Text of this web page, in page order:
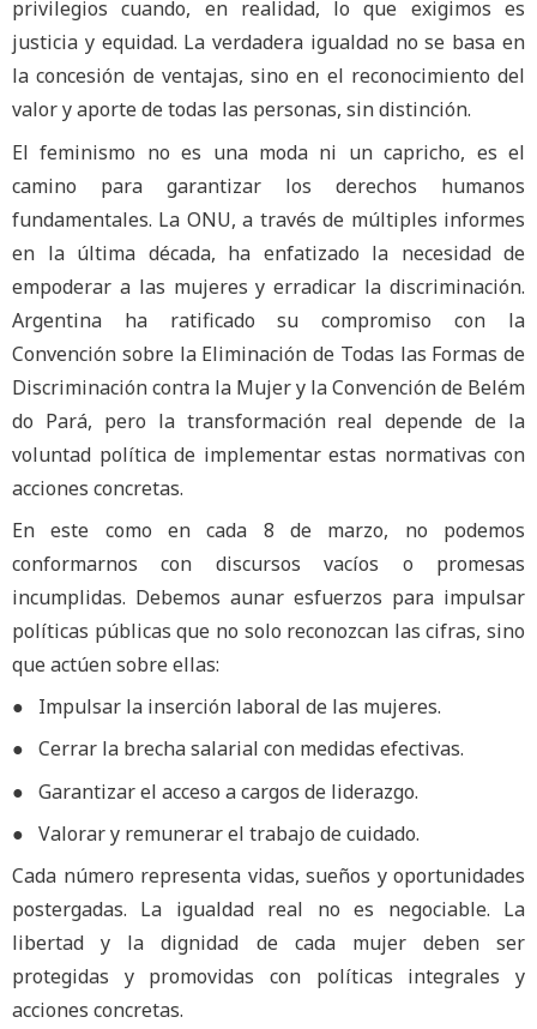
privilegios cuando, en realidad, lo que exigimos es
justicia y equidad. La verdadera igualdad no se basa en
la concesión de ventajas, sino en el reconocimiento del
valor y aporte de todas las personas, sin distinción.
El feminismo no es una moda ni un capricho, es el
camino para garantizar los derechos humanos
fundamentales. La ONU, a través de múltiples informes
en la última década, ha enfatizado la necesidad de
empoderar a las mujeres y erradicar la discriminación.
Argentina ha ratificado su compromiso con la
Convención sobre la Eliminación de Todas las Formas de
Discriminación contra la Mujer y la Convención de Belém
do Pará, pero la transformación real depende de la
voluntad política de implementar estas normativas con
acciones concretas.
En este como en cada 8 de marzo, no podemos
conformarnos con discursos vacíos o promesas
incumplidas. Debemos aunar esfuerzos para impulsar
políticas públicas que no solo reconozcan las cifras, sino
que actúen sobre ellas:
● Impulsar la inserción laboral de las mujeres.
● Cerrar la brecha salarial con medidas efectivas.
● Garantizar el acceso a cargos de liderazgo.
● Valorar y remunerar el trabajo de cuidado.
Cada número representa vidas, sueños y oportunidades
postergadas. La igualdad real no es negociable. La
libertad y la dignidad de cada mujer deben ser
protegidas y promovidas con políticas integrales y
acciones concretas.